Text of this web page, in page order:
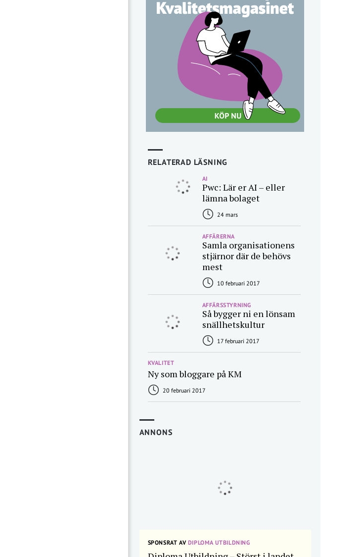
RELATERAD LÄSNING
AI
Pwc: Lär er AI – eller
lämna bolaget
24 mars
AFFÄRERNA
Samla organisationens
stjärnor där de behövs
mest
10 februari 2017
AFFÄRSSTYRNING
Så bygger ni en lönsam
snällhetskultur
17 februari 2017
KVALITET
Ny som bloggare på KM
20 februari 2017
ANNONS
SPONSRAT AVDIPLOMA UTBILDNING